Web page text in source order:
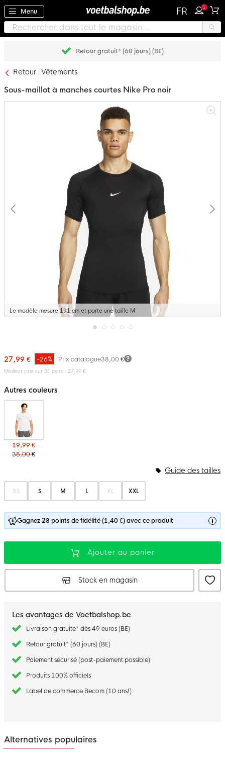
Menu FR 1
Retour gratuit* (60 jours) (BE)
Retour Vêtements
Le modèle mesure 191 cm et porte une taille M
de
la
Sous-maillot à manches courtes Nike Pro noir
27,99 € Prix catalogue38,00 €
-26%
Meilleur prix sur 30 jours : 27,99 €
Autres couleurs
19,99 €
38,00 €
XS S M L XL XXL
Guide des tailles
Gagnez 28 points de fidélité (1,40 €) avec ce produit
Ajouter au panier
Stock en magasin
Les avantages de Voetbalshop.be
Livraison gratuite* dès 49 euros (BE)
Retour gratuit* (60 jours) (BE)
Paiement sécurisé (post-paiement possible)
Produits 100% officiels
Label de commerce Becom (10 ans!)
Alternatives populaires